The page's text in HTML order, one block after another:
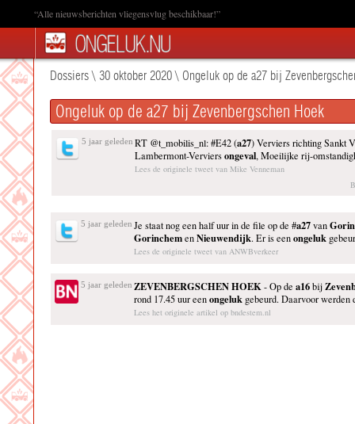
“Alle nieuwsberichten vliegensvlug beschikbaar!”
Dossiers\ 30 oktober 2020\ Ongeluk op de a27 bij
Ongeluk op de a27 bij Zevenbergschen Hoek
5 jaar geleden RT @t_mobilis_nl: #E42 (a27) Verviers richting Sankt
Lambermont-Verviersongeval, Moeilijke rij-
Lees de originele tweet van Mike Venneman
5 jaar geleden Je staat nog een half uur in de file op de #a27van
GorinchemenNieuwendijk. Er is eenongeluk
Lees de originele tweet van ANWBverkeer
5 jaar geleden ZEVENBERGSCHEN HOEK- Op de a16bij
rond 17.45 uur eenongeluk gebeurd. Daarvoor werden
Lees het originele artikel op bndestem.nl